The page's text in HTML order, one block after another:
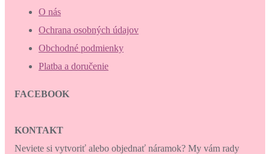
O nás
Ochrana osobných údajov
Obchodné podmienky
Platba a doručenie
FACEBOOK
KONTAKT
Neviete si vytvoriť alebo objednať náramok? My vám rady